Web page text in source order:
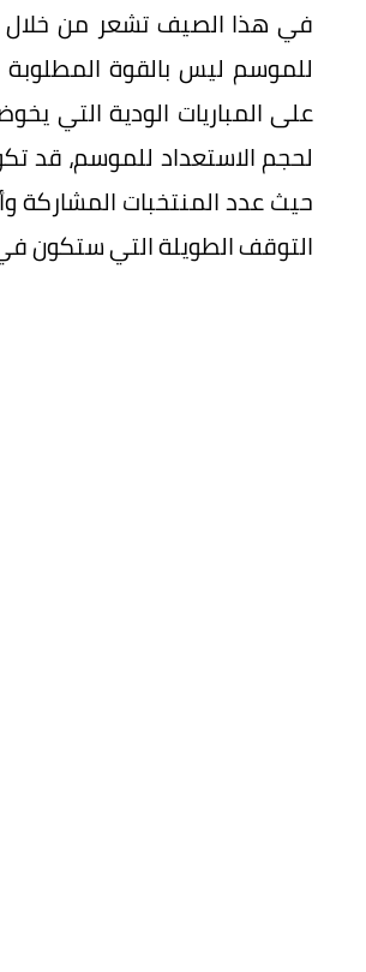
في هذا الصيف تشعر من خلال
للموسم ليس بالقوة
على المباريات الودية التي
لحجم الاستعداد للموسم، قد
حيث عدد المنتخبات المشاركة
التوقف الطويلة التي ستكون